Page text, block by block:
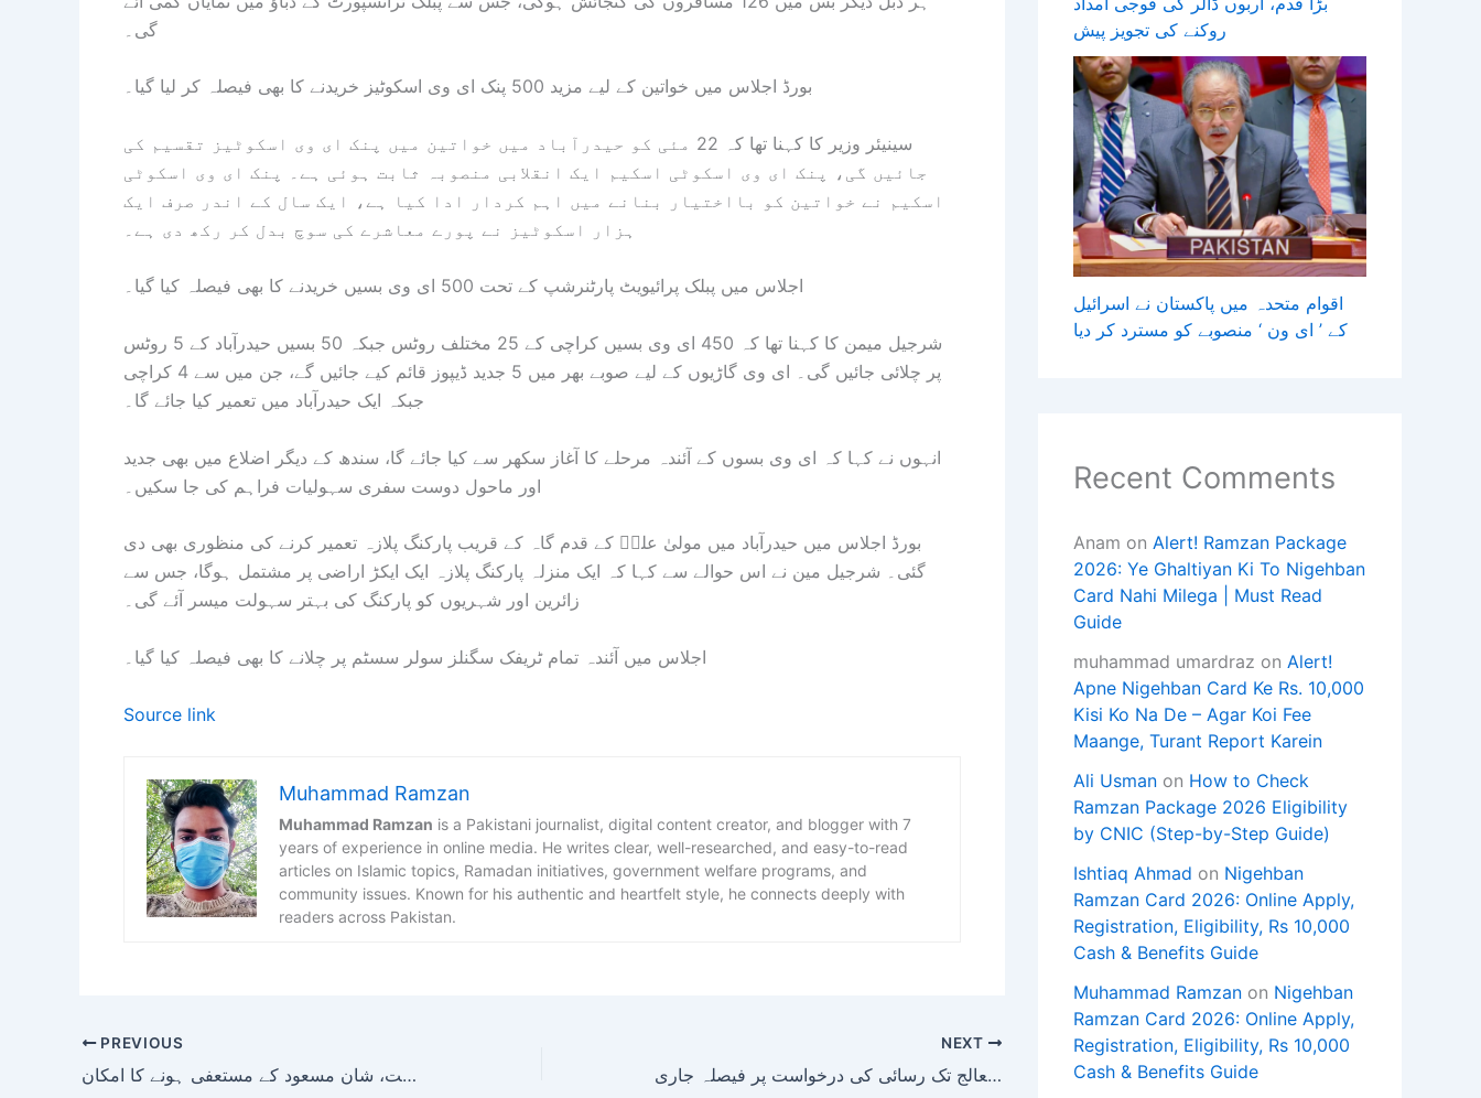
گی۔
بورڈ اجلاس میں خواتین کے لیے مزید 500 پنک ای وی اسکوٹیز خریدنے کا بھی فیصلہ کر لیا گیا۔
سینیئر وزیر کا کہنا تھا کہ 22 مئی کو حیدرآباد میں خواتین میں پنک ای وی اسکوٹیز تقسیم کی
جائیں گی، پنک ای وی اسکوٹی اسکیم ایک انقلابی منصوبہ ثابت ہوئی ہے۔ پنک ای وی اسکوٹی
اسکیم نے خواتین کو بااختیار بنانے میں اہم کردار ادا کیا ہے، ایک سال کے اندر صرف ایک
ہزار اسکوٹیز نے پورے معاشرے کی سوچ بدل کر رکھ دی ہے۔
اجلاس میں پبلک پرائیویٹ پارٹنرشپ کے تحت 500 ای وی بسیں خریدنے کا بھی فیصلہ کیا گیا۔
شرجیل میمن کا کہنا تھا کہ 450 ای وی بسیں کراچی کے 25 مختلف روٹس جبکہ 50 بسیں حیدرآباد کے 5 روٹس
پر چلائی جائیں گی۔ ای وی گاڑیوں کے لیے صوبے بھر میں 5 جدید ڈیپوز قائم کیے جائیں گے، جن میں سے 4 کراچی
جبکہ ایک حیدرآباد میں تعمیر کیا جائے گا۔
انہوں نے کہا کہ ای وی بسوں کے آئندہ مرحلے کا آغاز سکھر سے کیا جائے گا، سندھ کے دیگر اضلاع میں بھی جدید
اور ماحول دوست سفری سہولیات فراہم کی جا سکیں۔
بورڈ اجلاس میں حیدرآباد میں مولیٰ علیؑ کے قدم گاہ کے قریب پارکنگ پلازہ تعمیر کرنے کی منظوری بھی دی
گئی۔ شرجیل مین نے اس حوالے سے کہا کہ ایک منزلہ پارکنگ پلازہ ایک ایکڑ اراضی پر مشتمل ہوگا، جس سے
زائرین اور شہریوں کو پارکنگ کی بہتر سہولت میسر آئے گی۔
اجلاس میں آئندہ تمام ٹریفک سگنلز سولر سسٹم پر چلانے کا بھی فیصلہ کیا گیا۔
Source link
Muhammad Ramzan
Muhammad Ramzan is a Pakistani journalist, digital content creator, and blogger with 7
years of experience in online media. He writes clear, well-researched, and easy-to-read
articles on Islamic topics, Ramadan initiatives, government welfare programs, and
community issues. Known for his authentic and heartfelt style, he connects deeply with
readers across Pakistan.
PREVIOUS
بنگلادیش کے ہاتھوں بدترین شکست، شان مسعود کے مستعفی ہونے کا امکان
NEXT
اسلام آباد ہائیکورٹ: بشریٰ بی بی سے فیملی ملاقات، ذاتی معالج تک رسائی کی درخواست پر فیصلہ جاری
روکنے کی تجویز پیش
اقوام متحدہ میں پاکستان نے اسرائیل
کے ’ ای ون ‘ منصوبے کو مسترد کر دیا
Recent Comments
Anam on Alert! Ramzan Package
2026: Ye Ghaltiyan Ki To Nigehban
Card Nahi Milega | Must Read
Guide
muhammad umardraz on Alert!
Apne Nigehban Card Ke Rs. 10,000
Kisi Ko Na De – Agar Koi Fee
Maange, Turant Report Karein
Ali Usman on How to Check
Ramzan Package 2026 Eligibility
by CNIC (Step-by-Step Guide)
Ishtiaq Ahmad on Nigehban
Ramzan Card 2026: Online Apply,
Registration, Eligibility, Rs 10,000
Cash & Benefits Guide
Muhammad Ramzan on Nigehban
Ramzan Card 2026: Online Apply,
Registration, Eligibility, Rs 10,000
Cash & Benefits Guide